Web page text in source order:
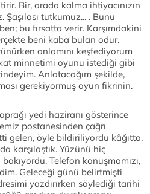
Bir, arada kalma ihtiyacınızın
tutkumuz... . Bunu
bu fırsatta verir. Karşımdakini
beni kaba bulan odur.
anlamını keşfediyorum
minnetimi oyunu istediği gibi
Anlatacağım şekilde,
gerekiyormuş oyun fikrinin.
yedi haziranı gösterince
postanesinden çağrı
gelen, öyle bildiriliyordu kâğıtta.
karşılaştık. Yüzünü hiç
Telefon konuşmamızı,
Geleceği günü belirtmişti
yazdırırken söylediği tarihi